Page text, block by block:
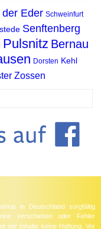
Eder Schweinfurt
Senftenberg
Pulsnitz Bernau
Dorsten Kehl
Zossen
in Deutschland sorgfältig
verschieben oder Fehler
der Inhalte keine Haftung. Vor